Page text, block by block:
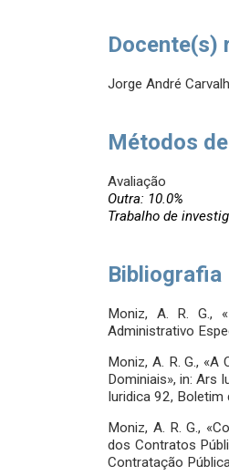
Docente(s)
Jorge André
Métodos
Avaliação
Outra: 10.0%
Trabalho de
Bibliografia
Moniz, A. R. G.,
Administrativo
Moniz, A. R. G.,
Dominiais», in: Ars
Iuridica 92,
Moniz, A. R. G.,
dos Contratos
Contratação